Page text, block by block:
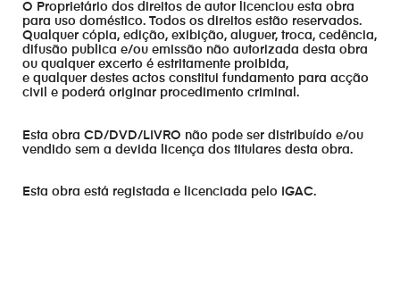
O Proprietário dos direitos de autor licenciou esta obra
para uso doméstico. Todos os direitos estão reservados.
Qualquer cópia, edição, exibição, aluguer, troca, cedência,
difusão publica e/ou emissão não autorizada desta obra
ou qualquer excerto é estritamente proibida,
e qualquer destes actos constitui fundamento para acção
civil e poderá originar procedimento criminal.
Esta obra CD/DVD/LIVRO não pode ser distribuído e/ou
vendido sem a devida licença dos titulares desta obra.
Esta obra está registada e licenciada pelo IGAC.